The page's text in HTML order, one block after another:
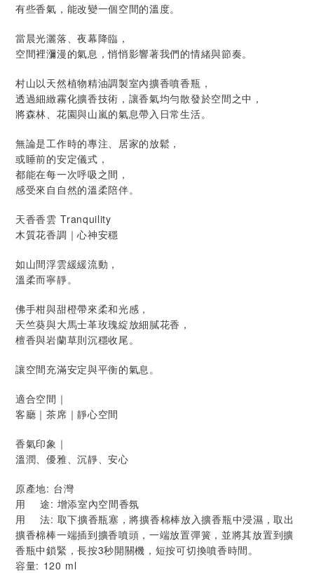
有些香氣，能改變一個空間的溫度。
當晨光灑落、夜幕降臨，
空間裡瀰漫的氣息，悄悄影響著我們的情緒與節奏。
村山以天然植物精油調製室內擴香噴香瓶，
透過細緻霧化擴香技術，讓香氣均勻散發於空間之中，
將森林、花園與山嵐的氣息帶入日常生活。
無論是工作時的專注、居家的放鬆，
或睡前的安定儀式，
都能在每一次呼吸之間，
感受來自自然的溫柔陪伴。
天香香雲 Tranquility
木質花香調｜心神安穩
如山間浮雲緩緩流動，
溫柔而寧靜。
佛手柑與甜橙帶來柔和光感，
天竺葵與大馬士革玫瑰綻放細膩花香，
檀香與岩蘭草則沉穩收尾。
讓空間充滿安定與平衡的氣息。
適合空間｜
客廳｜茶席｜靜心空間
香氣印象｜
溫潤、優雅、沉靜、安心
原產地: 台灣
用 途: 增添室內空間香氛
用 法: 取下擴香瓶塞，將擴香棉棒放入擴香瓶中浸濕，取出
擴香棉棒一端插到擴香噴頭，一端放置彈簧，並將其放置到擴
香瓶中鎖緊，長按3秒開關機，短按可切換噴香時間。
容量: 120 ml